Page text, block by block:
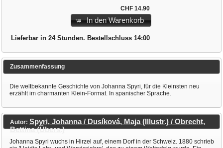
CHF 14.90
In den Warenkorb
Lieferbar in 24 Stunden. Bestellschluss 14:00
Zusammenfassung
Die weltbekannte Geschichte von Johanna Spyri, für die Kleinsten neu
erzählt im charmanten Klein-Format. In spanischer Sprache.
Autor: Spyri, Johanna / Dusíková, Maja (Illustr.) / Obrecht,
Bettina (Übers.)
Johanna Spyri wuchs in Hirzel auf, einem Dorf in der Schweiz. 1880 schrieb